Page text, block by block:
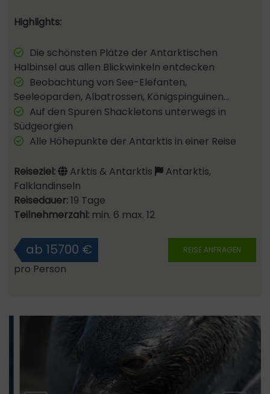
Highlights:
Die schönsten Plätze der Antarktischen
Halbinsel aus allen Blickwinkeln entdecken
Beobachtung von See-Elefanten,
Seeleoparden, Albatrossen, Königspinguinen…
Auf den Spuren Shackletons unterwegs in
Südgeorgien
Alle Höhepunkte der Antarktis in einer Reise
Reiseziel: Arktis & Antarktis
Antarktis,
Falklandinseln
Reisedauer:19 Tage
Teilnehmerzahl: min. 6 max. 12
REISE ANFRAGEN
ab 15700 €
pro Person